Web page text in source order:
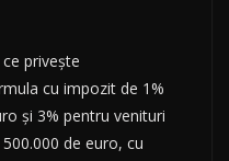
privește
cu impozit de 1%
și 3% pentru venituri
de euro, cu